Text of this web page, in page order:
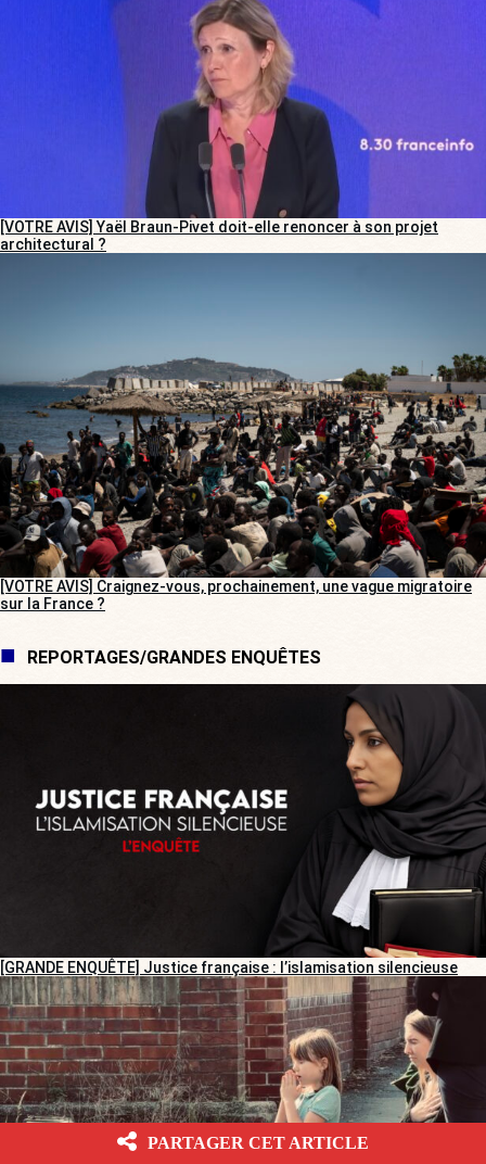
[VOTRE AVIS] Yaël Braun-Pivet doit-elle renoncer à son projet
architectural ?
[VOTRE AVIS] Craignez-vous, prochainement, une vague migratoire
sur la France ?
REPORTAGES/GRANDES ENQUÊTES
[GRANDE ENQUÊTE] Justice française : l’islamisation silencieuse
PARTAGER CET ARTICLE